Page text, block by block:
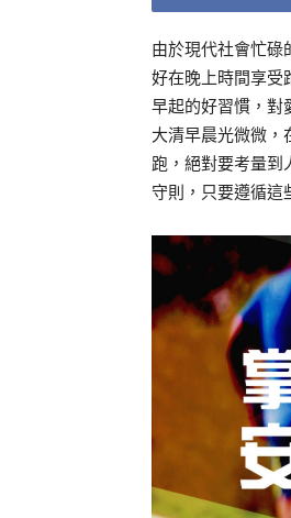
由於現代社會忙碌
好在晚上時間享受
早起的好習慣，對
大清早晨光微微，
跑，絕對要考量到
守則，只要遵循這